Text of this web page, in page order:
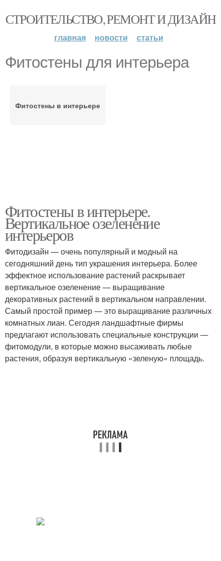
СТРОИТЕЛЬСТВО, РЕМОНТ И ДИЗАЙН
главная новости статьи
Фитостены для интерьера
Фитостены в интерьере
Фитостены в интерьере.
Вертикальное озеленение
интерьеров
Фитодизайн — очень популярный и модный на
сегодняшний день тип украшения интерьера. Более
эффектное использование растений раскрывает
вертикальное озеленение — выращивание
декоративных растений в вертикальном направлении.
Самый простой пример — это выращивание различных
комнатных лиан. Сегодня ландшафтные фирмы
предлагают использовать специальные конструкции —
фитомодули, в которые можно высаживать любые
растения, образуя вертикальную «зеленую» площадь.